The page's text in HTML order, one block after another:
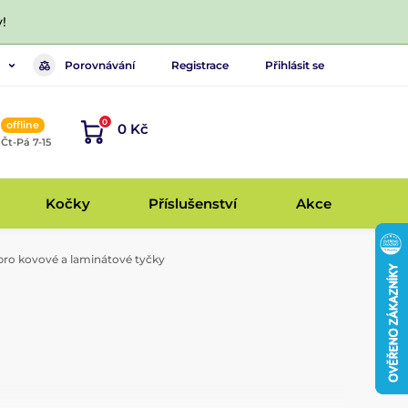
Porovnávání Registrace Přihlásit se
offline
Pá 7-15
0 0 Kč
Kočky Příslušenství Akce
kovové a laminátové tyčky